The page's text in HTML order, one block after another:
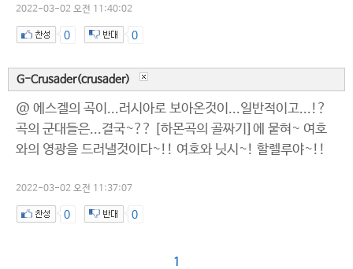
2022-03-02 오전 11:40:02
0 0
G-Crusader(crusader)
@ 에스겔의 곡이...러시아로 보아온것이...일반적이고...!?
곡의 군대들은...결국~?? [하몬곡의 골짜기]에 뭍혀~ 여호
와의 영광을 드러낼것이다~!! 여호와 닛시~! 할렐루야~!!
2022-03-02 오전 11:37:07
0 0
1